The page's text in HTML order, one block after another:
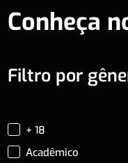
Conheça
Filtro por
+ 18
Acadêmico